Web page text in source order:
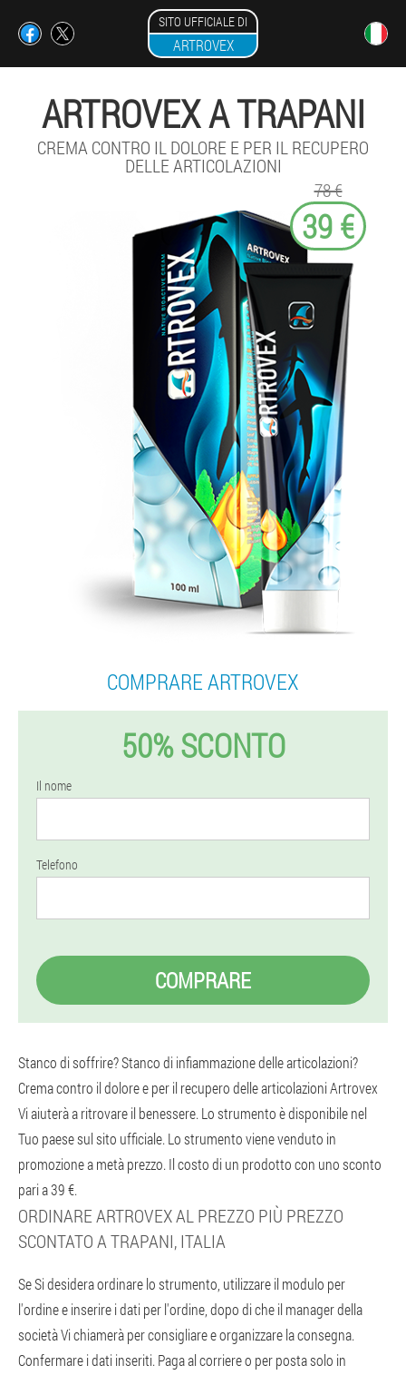
SITO UFFICIALE DI
ARTROVEX
ARTROVEX A TRAPANI
CREMA CONTRO IL DOLORE E PER IL RECUPERO
DELLE ARTICOLAZIONI
78 €
39 €
COMPRARE ARTROVEX
50% SCONTO
Il nome
Telefono
COMPRARE
Stanco di soffrire? Stanco di infiammazione delle articolazioni?
Crema contro il dolore e per il recupero delle articolazioni Artrovex
Vi aiuterà a ritrovare il benessere. Lo strumento è disponibile nel
Tuo paese sul sito ufficiale. Lo strumento viene venduto in
promozione a metà prezzo. Il costo di un prodotto con uno sconto
pari a 39 €.
ORDINARE ARTROVEX AL PREZZO PIÙ PREZZO
SCONTATO A TRAPANI, ITALIA
Se Si desidera ordinare lo strumento, utilizzare il modulo per
l'ordine e inserire i dati per l'ordine, dopo di che il manager della
società Vi chiamerà per consigliare e organizzare la consegna.
Confermare i dati inseriti. Paga al corriere o per posta solo in